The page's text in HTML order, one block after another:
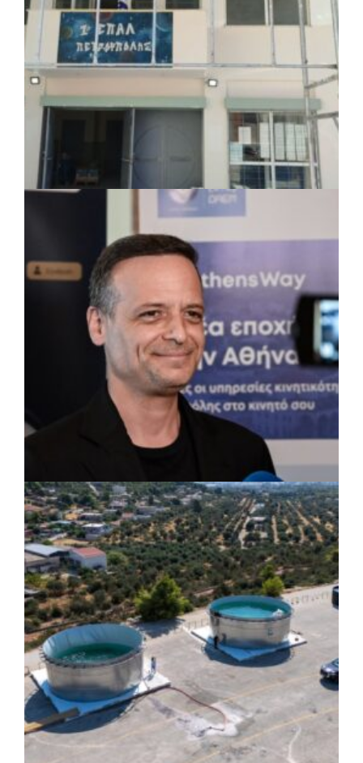
07/08/2026 · 17:45
Δήμος Πετρούπολης: Εργασίες
συντήρησης σε σχολεία και αθλητικές
εγκαταστάσεις
ΡΕΠΟΡΤΑΖ | 07/08/2026 · 17:27
Ο Δούκας για έργα, καθαριότητα και τη
μάχη των επόμενων εκλογών: «Η καλύτερη
μου να κατέβει ο Μπακογιάννης»